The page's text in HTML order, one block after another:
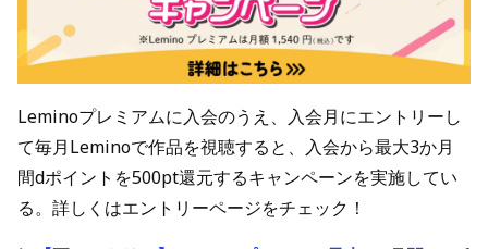
Leminoプレミアムに入会のうえ、入会月にエントリーし
て毎月Leminoで作品を視聴すると、入会から最大3か月
間dポイントを500pt還元するキャンペーンを実施してい
る。詳しくはエントリーページをチェック！